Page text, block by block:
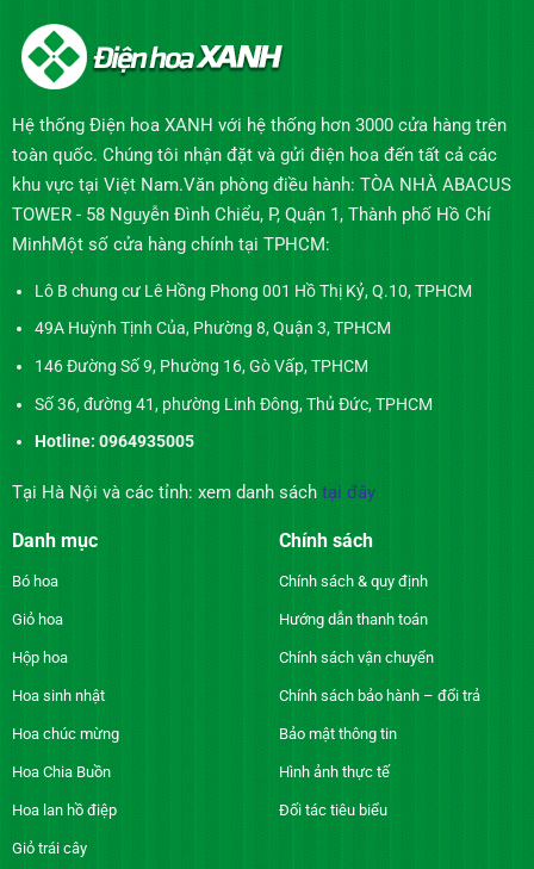
Hệ thống Điện hoa XANH với hệ thống hơn 3000 cửa hàng trên
toàn quốc. Chúng tôi nhận đặt và gửi điện hoa đến tất cả các
khu vực tại Việt Nam.Văn phòng điều hành: TÒA NHÀ ABACUS
TOWER - 58 Nguyễn Đình Chiểu, P, Quận 1, Thành phố Hồ Chí
MinhMột số cửa hàng chính tại TPHCM:
Lô B chung cư Lê Hồng Phong 001 Hồ Thị Kỷ, Q.10, TPHCM
49A Huỳnh Tịnh Của, Phường 8, Quận 3, TPHCM
146 Đường Số 9, Phường 16, Gò Vấp, TPHCM
Số 36, đường 41, phường Linh Đông, Thủ Đức, TPHCM
Hotline: 0964935005
Tại Hà Nội và các tỉnh: xem danh sách tại đây
Danh mục
Bó hoa
Giỏ hoa
Hộp hoa
Hoa sinh nhật
Hoa chúc mừng
Hoa Chia Buồn
Hoa lan hồ điệp
Giỏ trái cây
Chính sách
Chính sách & quy định
Hướng dẫn thanh toán
Chính sách vận chuyển
Chính sách bảo hành – đổi trả
Bảo mật thông tin
Hình ảnh thực tế
Đối tác tiêu biểu